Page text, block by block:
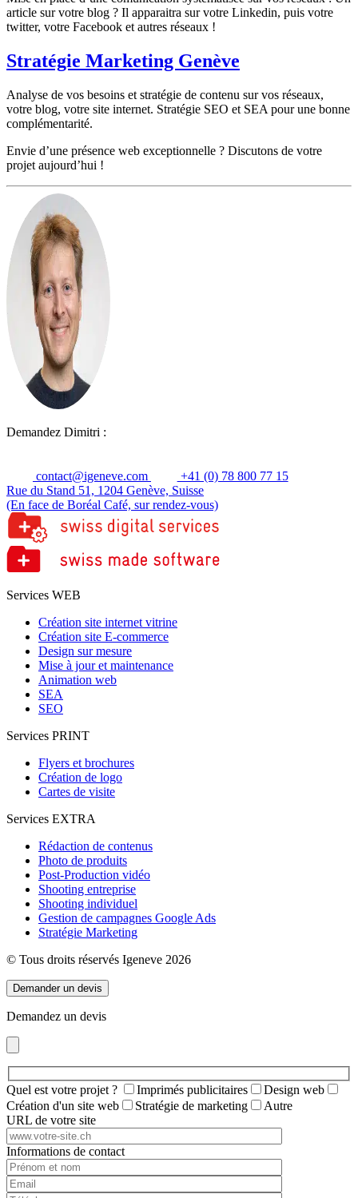
article sur votre blog ? Il apparaitra sur votre Linkedin, puis votre
twitter, votre Facebook et autres réseaux !
Stratégie Marketing Genève
Analyse de vos besoins et stratégie de contenu sur vos réseaux,
votre blog, votre site internet. Stratégie SEO et SEA pour une bonne
complémentarité.
Envie d’une présence web exceptionnelle ? Discutons de votre
projet aujourd’hui !
Demandez Dimitri :
contact@igeneve.com
+41 (0) 78 800 77 15
Rue du Stand 51, 1204 Genève, Suisse
(En face de Boréal Café, sur rendez-vous)
Services WEB
Création site internet vitrine
Création site E-commerce
Design sur mesure
Mise à jour et maintenance
Animation web
SEA
SEO
Services PRINT
Flyers et brochures
Création de logo
Cartes de visite
Services EXTRA
Rédaction de contenus
Photo de produits
Post-Production vidéo
Shooting entreprise
Shooting individuel
Gestion de campagnes Google Ads
Stratégie Marketing
© Tous droits réservés Igeneve 2026
Demander un devis
Demandez un devis
Quel est votre projet ? Imprimés publicitaires
Design web
Création d'un site web
Stratégie de marketing
Autre
URL de votre site
Informations de contact